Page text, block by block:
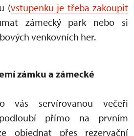
(vstupenku je třeba zakoupit
zámecký park nebo si
venkovních her.
zámku a zámecké
vás servírovanou večeři
přímo na prvním
objednat přes rezervační